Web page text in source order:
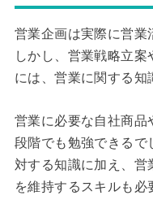
営業企画は実際に営業
しかし、営業戦略立
には、営業に関する知
営業に必要な自社商品
段階でも勉強できるで
対する知識に加え、
を維持するスキルも